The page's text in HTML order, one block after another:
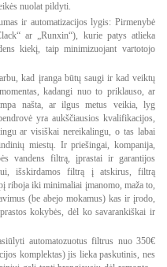
nuolat pildyti.
ir automatizacijos lygis: Pirmenybė
ar „Runxin“), kurie patys atlieka
kiekį, taip minimizuojant vartotojo
kad įranga būtų saugi ir kad veiktų
kadangi nuo to priklauso, ar
našta, ar ilgus metus veikia, lyg
yra aukščiausios kvalifikacijos,
ar visiškai nereikalingu, o tas labai
miestų. Ir priešingai, kompanija,
vandens filtrą, įprastai ir garantijos
išskirdamos filtrą į atskirus, filtrą
riboja iki minimaliai įmanomo, maža to,
(be abejo mokamus) kas ir įrodo,
kokybės, dėl ko savarankiškai ir
automatozuotus filtrus nuo 350€
komplektas) jis lieka paskutinis, nes